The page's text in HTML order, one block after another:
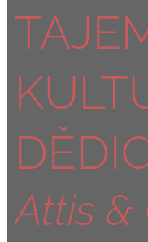
Attis &